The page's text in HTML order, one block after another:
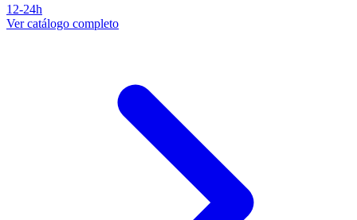
12-24h
Ver catálogo completo